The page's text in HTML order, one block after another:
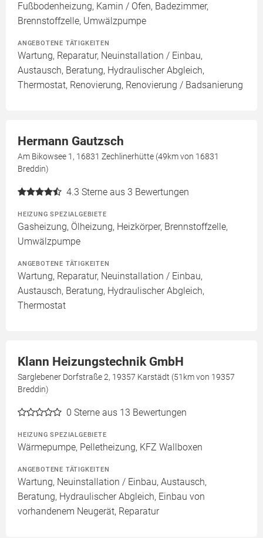
Fußbodenheizung, Kamin / Ofen, Badezimmer,
Brennstoffzelle, Umwälzpumpe
ANGEBOTENE TÄTIGKEITEN
Wartung, Reparatur, Neuinstallation / Einbau,
Austausch, Beratung, Hydraulischer Abgleich,
Thermostat, Renovierung, Renovierung / Badsanierung
Hermann Gautzsch
Am Bikowsee 1, 16831 Zechlinerhütte (49km von 16831
Breddin)
4.3 Sterne aus 3 Bewertungen
HEIZUNG SPEZIALGEBIETE
Gasheizung, Ölheizung, Heizkörper, Brennstoffzelle,
Umwälzpumpe
ANGEBOTENE TÄTIGKEITEN
Wartung, Reparatur, Neuinstallation / Einbau,
Austausch, Beratung, Hydraulischer Abgleich,
Thermostat
Klann Heizungstechnik GmbH
Sarglebener Dorfstraße 2, 19357 Karstädt (51km von 19357
Breddin)
0 Sterne aus 13 Bewertungen
HEIZUNG SPEZIALGEBIETE
Wärmepumpe, Pelletheizung, KFZ Wallboxen
ANGEBOTENE TÄTIGKEITEN
Wartung, Neuinstallation / Einbau, Austausch,
Beratung, Hydraulischer Abgleich, Einbau von
vorhandenem Neugerät, Reparatur